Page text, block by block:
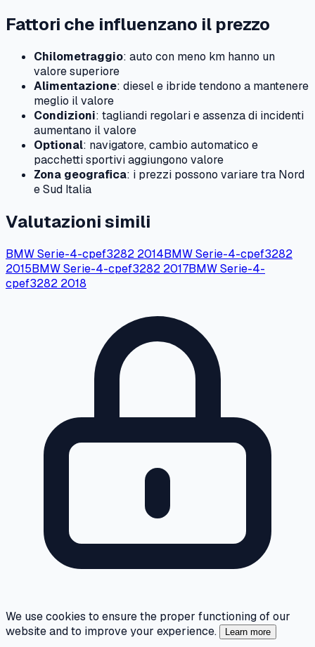
Fattori che influenzano il prezzo
Chilometraggio: auto con meno km hanno un
valore superiore
Alimentazione: diesel e ibride tendono a mantenere
meglio il valore
Condizioni: tagliandi regolari e assenza di incidenti
aumentano il valore
Optional: navigatore, cambio automatico e
pacchetti sportivi aggiungono valore
Zona geografica: i prezzi possono variare tra Nord
e Sud Italia
Valutazioni simili
BMWSerie-4-cpef3282 2014BMWSerie-4-cpef3282
2015BMWSerie-4-cpef3282 2017BMWSerie-4-
cpef3282 2018
We use cookies to ensure the proper functioning of our
website and to improve your experience.
Learn more